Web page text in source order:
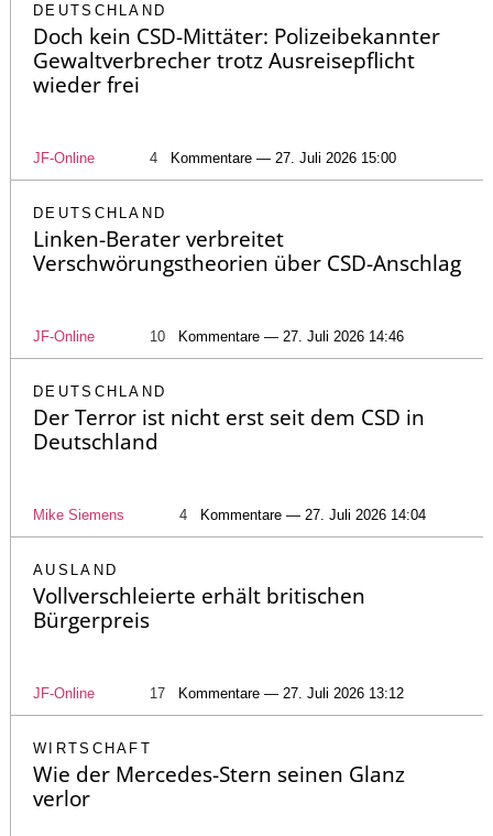
DEUTSCHLAND
Doch kein CSD-Mittäter: Polizeibekannter
Gewaltverbrecher trotz Ausreisepflicht
wieder frei
JF-Online 4 Kommentare — 27. Juli 2026 15:00
DEUTSCHLAND
Linken-Berater verbreitet
Verschwörungstheorien über CSD-Anschlag
JF-Online 10 Kommentare — 27. Juli 2026 14:46
DEUTSCHLAND
Der Terror ist nicht erst seit dem CSD in
Deutschland
Mike Siemens 4 Kommentare — 27. Juli 2026 14:04
AUSLAND
Vollverschleierte erhält britischen
Bürgerpreis
JF-Online 17 Kommentare — 27. Juli 2026 13:12
WIRTSCHAFT
Wie der Mercedes-Stern seinen Glanz
verlor